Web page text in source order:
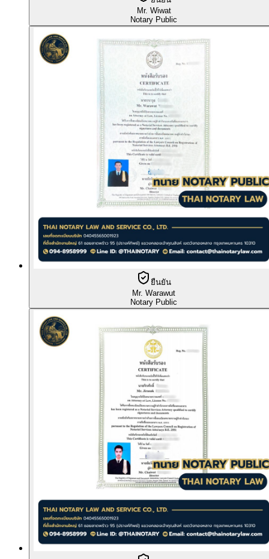
Mr. Wiwat
Notary Public
ยืนยัน
Mr. Warawut
Notary Public